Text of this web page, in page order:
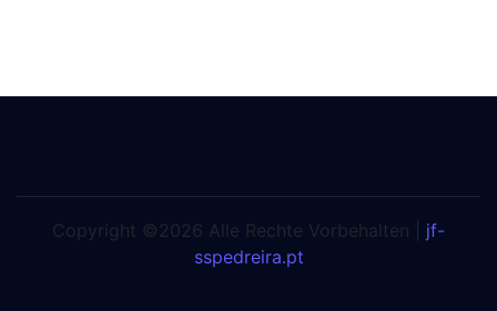
Copyright ©2026 Alle Rechte Vorbehalten | jf-
sspedreira.pt